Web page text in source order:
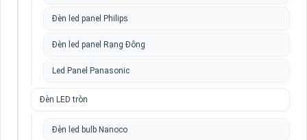
Đèn led panel Philips
Đèn led panel Rạng Đông
Led Panel Panasonic
Đèn LED tròn
Đèn led bulb Nanoco